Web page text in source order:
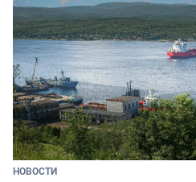
НОВОСТИ